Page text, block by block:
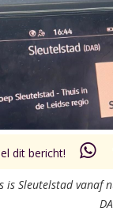
uur 1 van 0
dit bericht!
is Sleutelstad vanaf